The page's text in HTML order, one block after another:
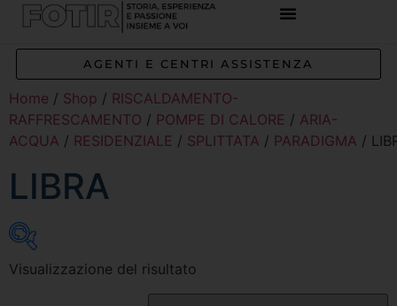
AGENTI E CENTRI ASSISTENZA
Home / Shop / RISCALDAMENTO-
RAFFRESCAMENTO / POMPE DI CALORE / ARIA-
ACQUA / RESIDENZIALE / SPLITTATA / PARADIGMA /
LIBRA
Visualizzazione del risultato